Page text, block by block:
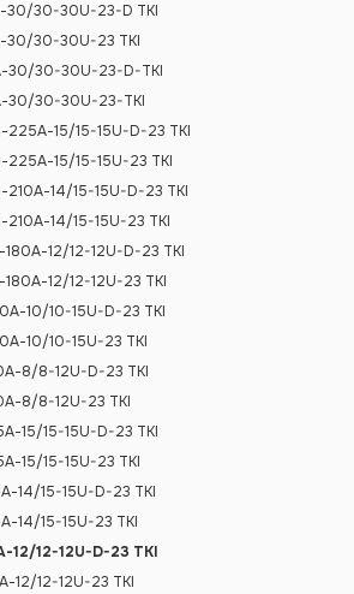
30-30U-23-D TKI
30-30U-23 TKI
30-30U-23-D-TKI
30-30U-23-TKI
15/15-15U-D-23 TKI
15/15-15U-23 TKI
14/15-15U-D-23 TKI
14/15-15U-23 TKI
12/12-12U-D-23 TKI
12/12-12U-23 TKI
10/10-15U-D-23 TKI
10/10-15U-23 TKI
8/8-12U-D-23 TKI
8/8-12U-23 TKI
15-15U-D-23 TKI
15-15U-23 TKI
15-15U-D-23 TKI
15-15U-23 TKI
12-12U-D-23 TKI
12-12U-23 TKI